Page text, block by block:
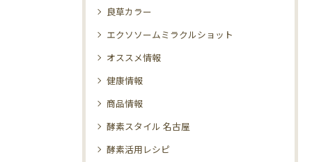
良草カラー
エクソソームミラクルショット
オススメ情報
健康情報
商品情報
酵素スタイル 名古屋
酵素活用レシピ